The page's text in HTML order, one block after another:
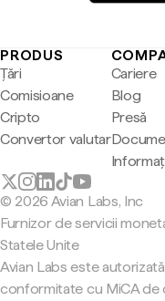
PRODUS
Țări
Comisioane
Cripto
Convertor valutar
Cariere
Blog
Presă
© 2026 Avian Labs, Inc
Furnizor de servicii
Statele Unite
Avian Labs este
conformitate cu MiCA